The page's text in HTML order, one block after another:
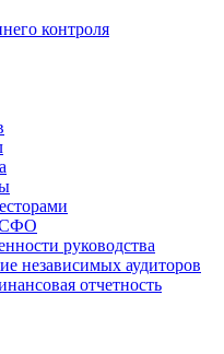
контроля
руководства
независимых аудиторов
отчетность